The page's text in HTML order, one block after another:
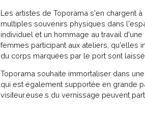
Les artistes de Toporama s'en chargent
multiples souvenirs physiques dans
individuel et un hommage au travail
femmes participant aux ateliers, qu'elles
du corps marquées par le port sont
Toporama souhaite immortaliser dans
qui est également supportée en grande
visiteur.euse.s du vernissage peuvent